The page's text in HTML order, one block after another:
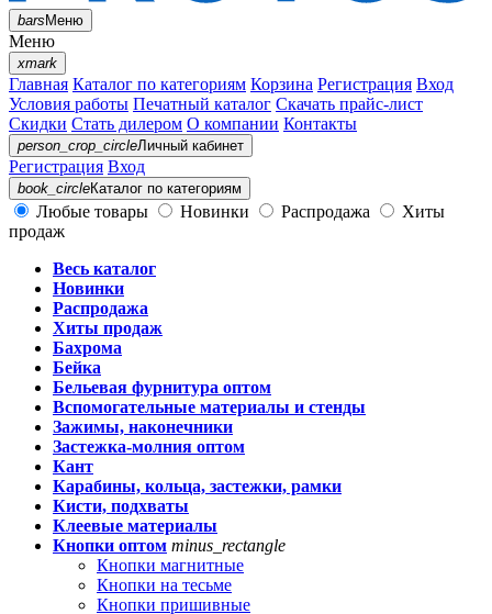
barsМеню
Меню
xmark
Главная Каталог по категориям Корзина Регистрация Вход
Условия работы Печатный каталог Скачать прайс-лист
Скидки Стать дилером О компании Контакты
person_crop_circleЛичный кабинет
Регистрация Вход
book_circleКаталог по категориям
Любые товары Новинки Распродажа
Хиты
продаж
Весь каталог
Новинки
Распродажа
Хиты продаж
Бахрома
Бейка
Бельевая фурнитура оптом
Вспомогательные материалы и стенды
Зажимы, наконечники
Застежка-молния оптом
Кант
Карабины, кольца, застежки, рамки
Кисти, подхваты
Клеевые материалы
Кнопки оптом minus_rectangle
Кнопки магнитные
Кнопки на тесьме
Кнопки пришивные